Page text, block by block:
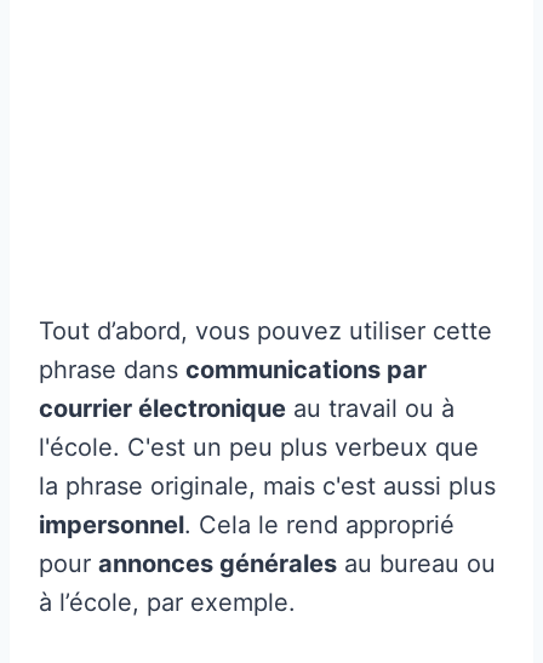
Tout d’abord, vous pouvez utiliser cette
phrase dans communications par
courrier électronique au travail ou à
l'école. C'est un peu plus verbeux que
la phrase originale, mais c'est aussi plus
impersonnel. Cela le rend approprié
pour annonces générales au bureau ou
à l’école, par exemple.